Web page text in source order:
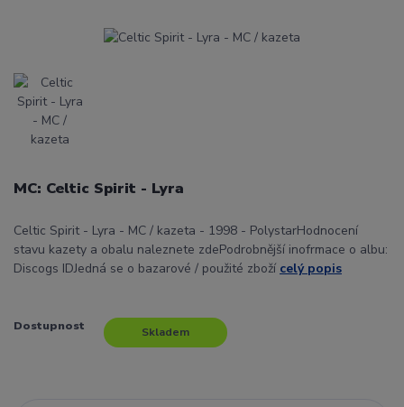
MC: Celtic Spirit - Lyra
Celtic Spirit - Lyra - MC / kazeta - 1998 - PolystarHodnocení
stavu kazety a obalu naleznete zdePodrobnější inofrmace o albu:
Discogs IDJedná se o bazarové / použité zboží celý popis
Dostupnost Skladem